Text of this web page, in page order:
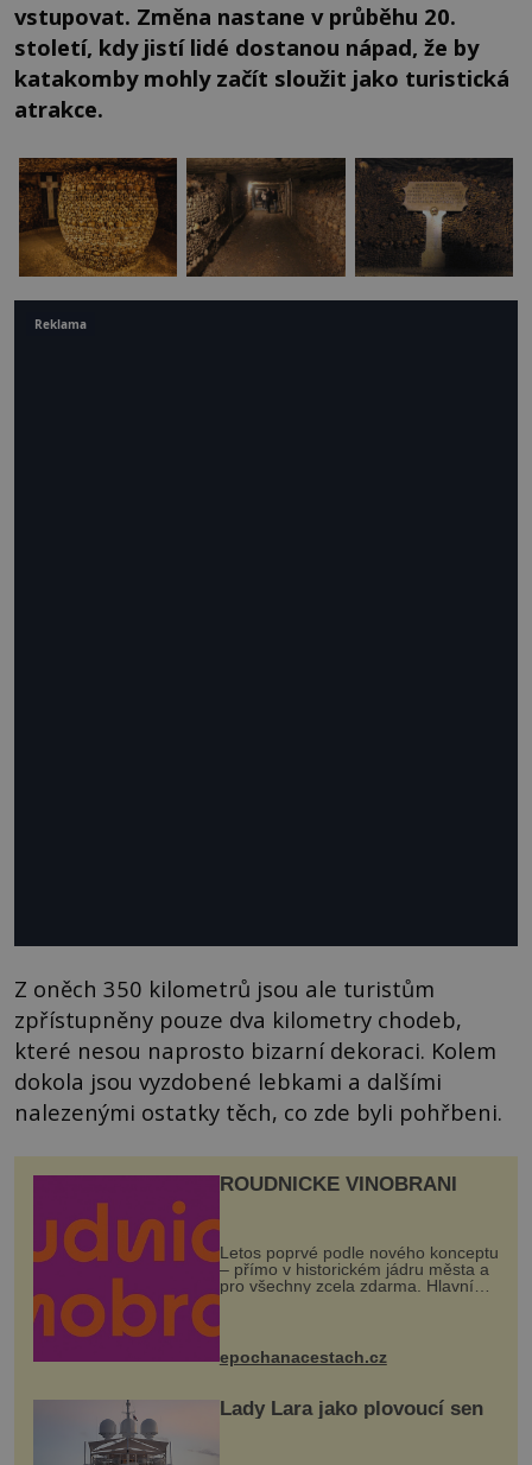
vstupovat. Změna nastane v průběhu 20.
století, kdy jistí lidé dostanou nápad, že by
katakomby mohly začít sloužit jako turistická
atrakce.
Z oněch 350 kilometrů jsou ale turistům
zpřístupněny pouze dva kilometry chodeb,
které nesou naprosto bizarní dekoraci. Kolem
dokola jsou vyzdobené lebkami a dalšími
nalezenými ostatky těch, co zde byli pohřbeni.
ROUDNICKÉ VINOBRANÍ
Letos poprvé podle nového konceptu
– přímo v historickém jádru města a
pro všechny zcela zdarma. Hlavní
program se odehraje na Karlově a
mohou těšit na víno, burčák, pes...
epochanacestach.cz
Lady Lara jako plovoucí sen
Reklama